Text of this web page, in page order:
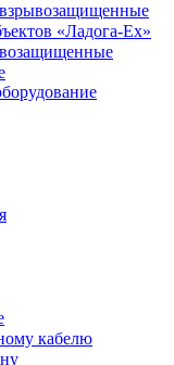
«Ладога-Ex»
кабелю